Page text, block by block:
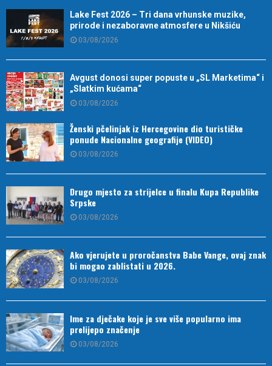
Lake Fest 2026 – Tri dana vrhunske muzike,
prirode i nezaboravne atmosfere u Nikšiću
03/08/2026
Avgust donosi super popuste u „SL Marketima“ i
„Slatkim kućama“
03/08/2026
Ženski pčelinjak iz Hercegovine dio turističke
ponude Nacionalne geografije (VIDEO)
03/08/2026
Drugo mjesto za strijelce u finalu Kupa Republike
Srpske
03/08/2026
Ako vjerujete u proročanstva Babe Vange, ovaj znak
bi mogao zablistati u 2026.
03/08/2026
Ime za dječake koje je sve više popularno ima
prelijepo značenje
03/08/2026